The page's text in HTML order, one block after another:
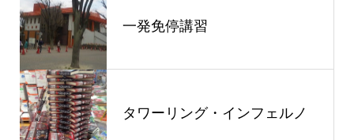
一発免停講習
タワーリング・インフェルノ